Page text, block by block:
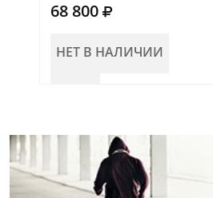
68 800
НЕТ В НАЛИЧИИ